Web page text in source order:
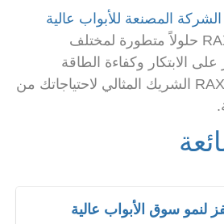
الشركة المصنعة للأبواب عالية
تقدم RAX Door حلولاً متطورة لمختلف
الابتكار وكفاءة الطاقة
والسلامة، تعد RAX Door الشريك المثالي لاحتياجاتك من
لنمو سوق الأبواب عالية